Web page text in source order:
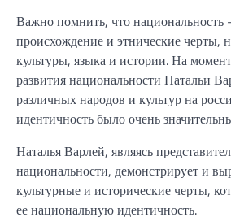
Важно помнить, что национальность
происхождение и этнические черты,
культуры, языка и истории. На
развития национальности Натальи
различных народов и культур на
идентичность было очень
Наталья Варлей, являясь
национальности, демонстрирует и
культурные и исторические черты,
ее национальную идентичность.